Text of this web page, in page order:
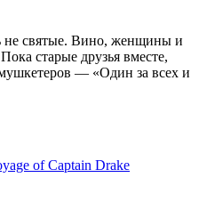
не святые. Вино, женщины и
старые друзья вместе,
— «Один за всех и
of Captain Drake